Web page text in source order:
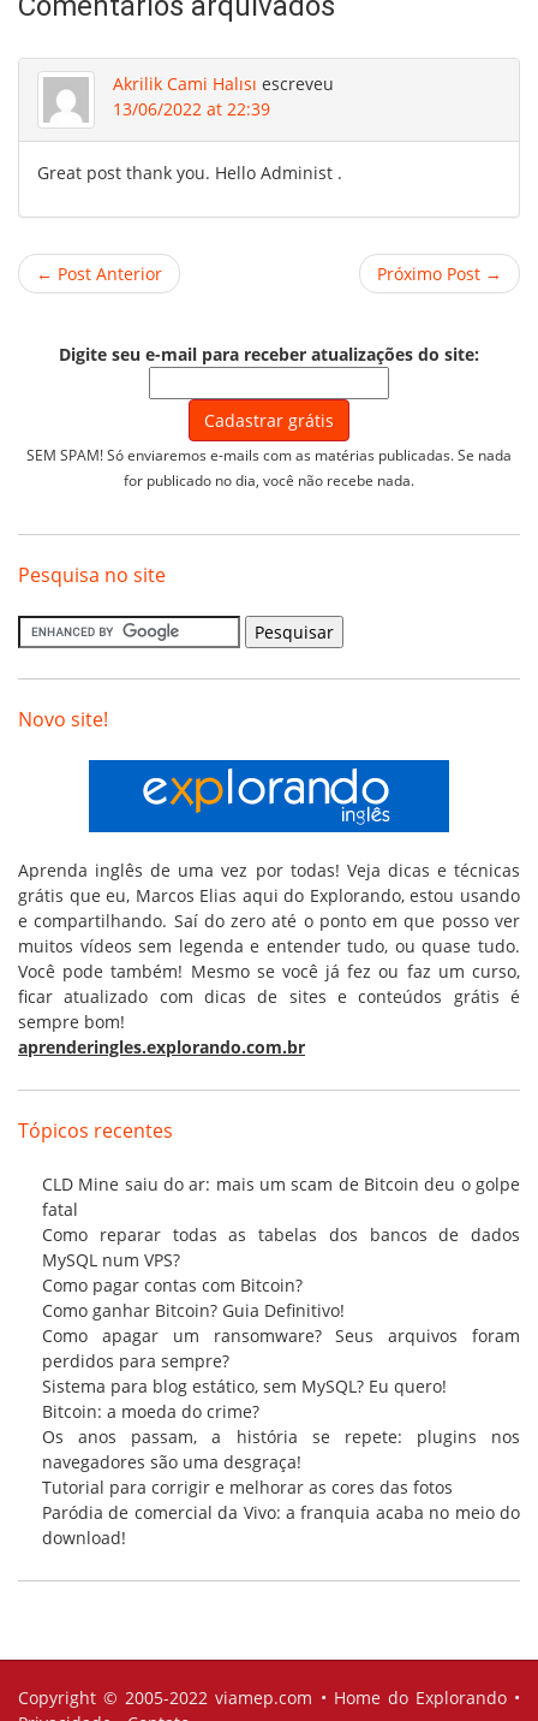
Akrilik Cami Halısı escreveu
13/06/2022 at 22:39
Great post thank you. Hello Administ .
← Post Anterior Próximo Post →
Digite seu e-mail para receber atualizações do site:
SEM SPAM! Só enviaremos e-mails com as matérias publicadas. Se nada
for publicado no dia, você não recebe nada.
Pesquisa no site
Novo site!
Aprenda inglês de uma vez por todas! Veja dicas e técnicas
grátis que eu, Marcos Elias aqui do Explorando, estou usando
e compartilhando. Saí do zero até o ponto em que posso ver
muitos vídeos sem legenda e entender tudo, ou quase tudo.
Você pode também! Mesmo se você já fez ou faz um curso,
ficar atualizado com dicas de sites e conteúdos grátis é
sempre bom!
aprenderingles.explorando.com.br
Tópicos recentes
CLD Mine saiu do ar: mais um scam de Bitcoin deu o golpe
fatal
Como reparar todas as tabelas dos bancos de dados
MySQL num VPS?
Como pagar contas com Bitcoin?
Como ganhar Bitcoin? Guia Definitivo!
Como apagar um ransomware? Seus arquivos foram
perdidos para sempre?
Sistema para blog estático, sem MySQL? Eu quero!
Bitcoin: a moeda do crime?
Os anos passam, a história se repete: plugins nos
navegadores são uma desgraça!
Tutorial para corrigir e melhorar as cores das fotos
Paródia de comercial da Vivo: a franquia acaba no meio do
download!
Copyright © 2005-2022viamep.com • Home do Explorando•